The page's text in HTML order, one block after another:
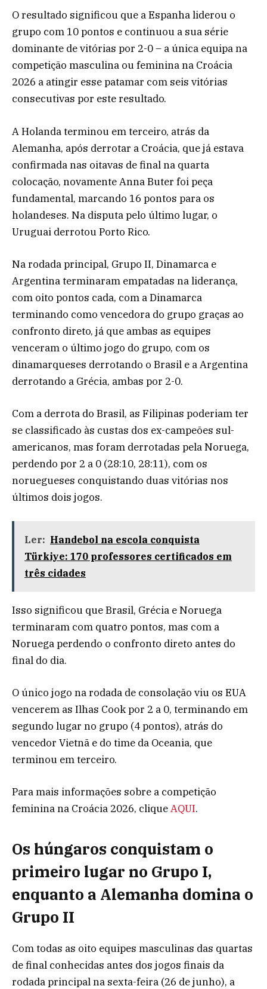
O resultado significou que a Espanha liderou o
grupo com 10 pontos e continuou a sua série
dominante de vitórias por 2-0 – a única equipa na
competição masculina ou feminina na Croácia
2026 a atingir esse patamar com seis vitórias
consecutivas por este resultado.
A Holanda terminou em terceiro, atrás da
Alemanha, após derrotar a Croácia, que já estava
confirmada nas oitavas de final na quarta
colocação, novamente Anna Buter foi peça
fundamental, marcando 16 pontos para os
holandeses. Na disputa pelo último lugar, o
Uruguai derrotou Porto Rico.
Na rodada principal, Grupo II, Dinamarca e
Argentina terminaram empatadas na liderança,
com oito pontos cada, com a Dinamarca
terminando como vencedora do grupo graças ao
confronto direto, já que ambas as equipes
venceram o último jogo do grupo, com os
dinamarqueses derrotando o Brasil e a Argentina
derrotando a Grécia, ambas por 2-0.
Com a derrota do Brasil, as Filipinas poderiam ter
se classificado às custas dos ex-campeões sul-
americanos, mas foram derrotadas pela Noruega,
perdendo por 2 a 0 (28:10, 28:11), com os
noruegueses conquistando duas vitórias nos
últimos dois jogos.
Ler: Handebol na escola conquista
Türkiye: 170 professores certificados em
três cidades
Isso significou que Brasil, Grécia e Noruega
terminaram com quatro pontos, mas com a
Noruega perdendo o confronto direto antes do
final do dia.
O único jogo na rodada de consolação viu os EUA
vencerem as Ilhas Cook por 2 a 0, terminando em
segundo lugar no grupo (4 pontos), atrás do
vencedor Vietnã e do time da Oceania, que
terminou em terceiro.
Para mais informações sobre a competição
feminina na Croácia 2026, cliqueAQUI.
Os húngaros conquistam o
primeiro lugar no Grupo I,
enquanto a Alemanha domina o
Grupo II
Com todas as oito equipes masculinas das quartas
de final conhecidas antes dos jogos finais da
rodada principal na sexta-feira (26 de junho), a